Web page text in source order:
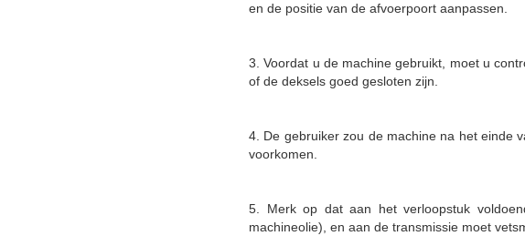
en de positie van de afvoerpoort aanpassen.
3. Voordat u de machine gebruikt, moet u
of de deksels goed gesloten zijn.
4. De gebruiker zou de machine na het einde
voorkomen.
5. Merk op dat aan het verloopstuk
machineolie), en aan de transmissie moet